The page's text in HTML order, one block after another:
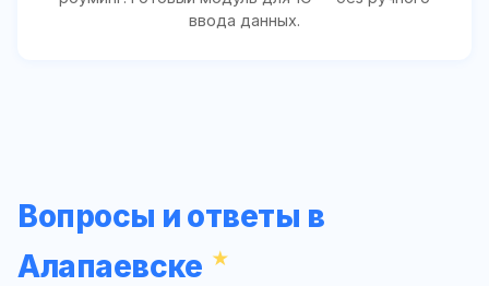
ввода данных.
Вопросы и ответы в
Алапаевске